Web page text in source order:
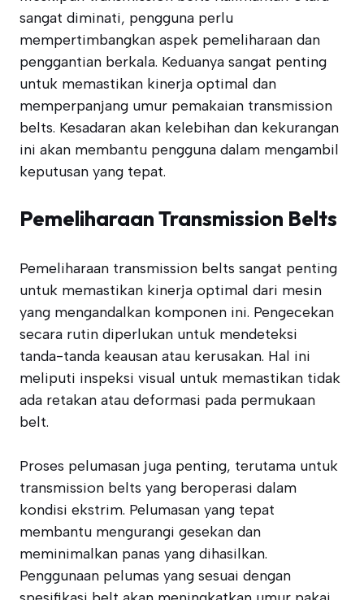
sangat diminati, pengguna perlu
mempertimbangkan aspek pemeliharaan dan
penggantian berkala. Keduanya sangat penting
untuk memastikan kinerja optimal dan
memperpanjang umur pemakaian transmission
belts. Kesadaran akan kelebihan dan kekurangan
ini akan membantu pengguna dalam mengambil
keputusan yang tepat.
Pemeliharaan Transmission Belts
Pemeliharaan transmission belts sangat penting
untuk memastikan kinerja optimal dari mesin
yang mengandalkan komponen ini. Pengecekan
secara rutin diperlukan untuk mendeteksi
tanda-tanda keausan atau kerusakan. Hal ini
meliputi inspeksi visual untuk memastikan tidak
ada retakan atau deformasi pada permukaan
belt.
Proses pelumasan juga penting, terutama untuk
transmission belts yang beroperasi dalam
kondisi ekstrim. Pelumasan yang tepat
membantu mengurangi gesekan dan
meminimalkan panas yang dihasilkan.
Penggunaan pelumas yang sesuai dengan